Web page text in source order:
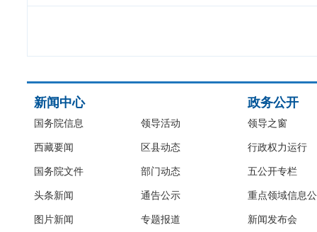
新闻中心
国务院信息
西藏要闻
国务院文件
头条新闻
图片新闻
领导活动
区县动态
部门动态
通告公示
专题报道
政务公开
领导之窗
行政权力运行
五公开专栏
重点领域信息
新闻发布会